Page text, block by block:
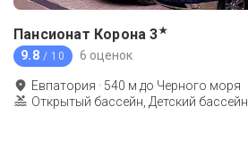
Пансионат Корона 3★
9.8 / 10 6 оценок
Евпатория · 540 м до Черного моря
Открытый бассейн, Детский бассейн